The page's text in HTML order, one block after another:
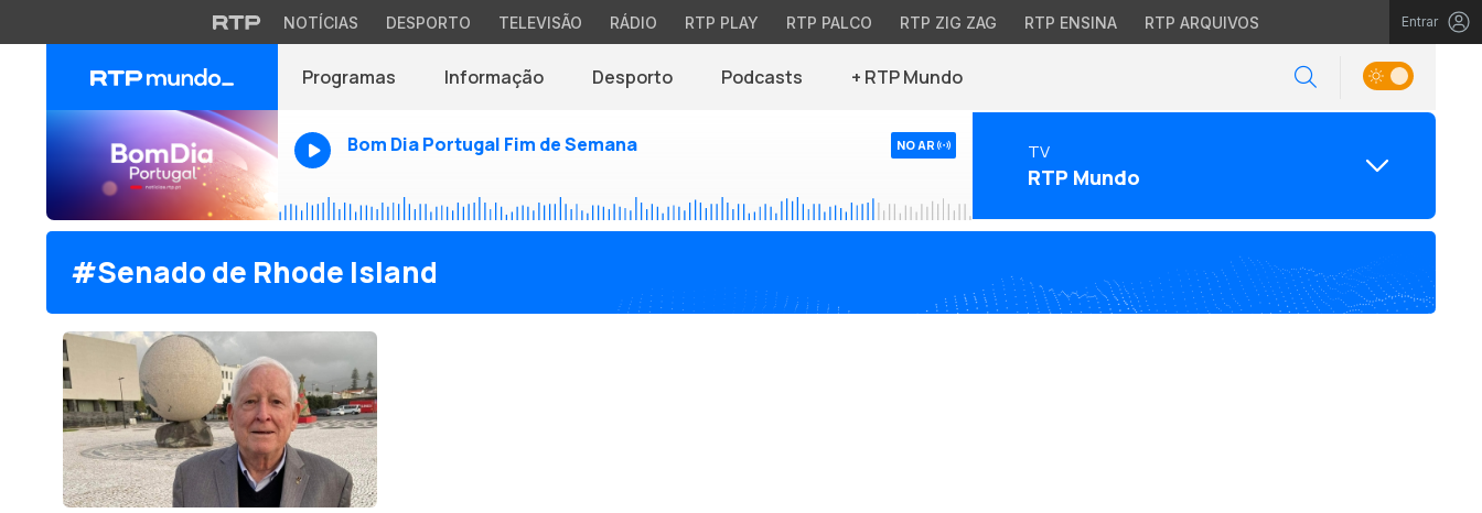
NOTÍCIAS DESPORTO TELEVISÃO RÁDIO RTP PLAY RTP PALCO RTP ZIG ZAG RTP ENSINA RTP ARQUIVOS Entrar
Programas Informação Desporto Podcasts + RTP Mundo
Bom Dia Portugal Fim de Semana NO AR TV
RTP Mundo
#Senado de Rhode Island